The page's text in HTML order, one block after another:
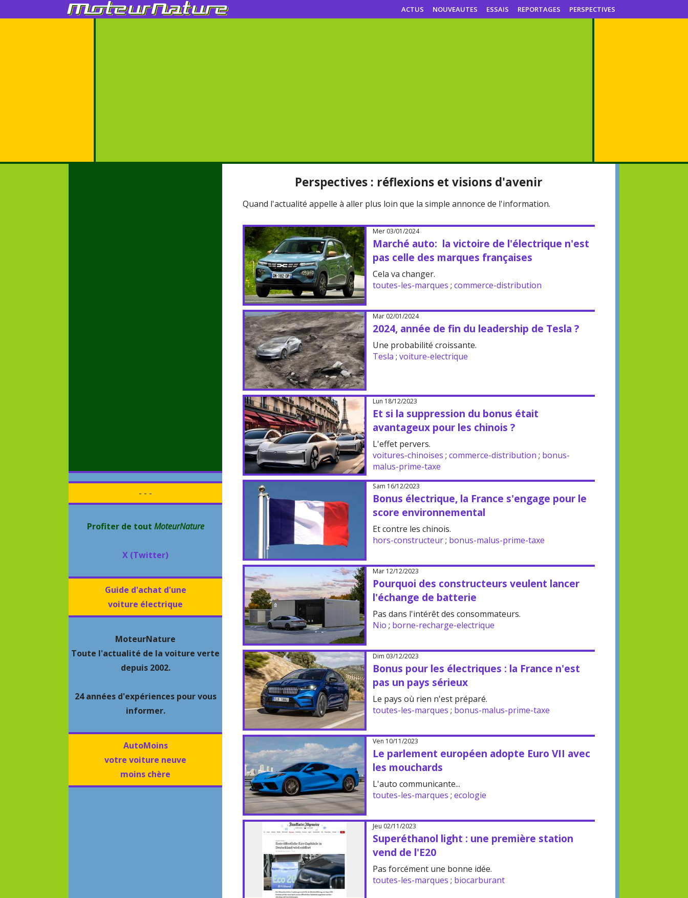
ACTUS NOUVEAUTES ESSAIS REPORTAGES PERSPECTIVES
- - -
Profiter de tout MoteurNature
X (Twitter)
Guide d'achat d'une
voiture électrique
MoteurNature
Toute l'actualité de la voiture verte
depuis 2002.
24 années d'expériences pour vous
informer.
AutoMoins
votre voiture neuve
moins chère
Perspectives : réflexions et visions d'avenir
Quand l'actualité appelle à aller plus loin que la simple annonce de l'information.
Mer 03/01/2024
Marché auto: la victoire de l'électrique n'est
pas celle des marques françaises
Cela va changer.
toutes-les-marques ;commerce-distribution
Mar 02/01/2024
2024, année de fin du leadership de Tesla ?
Une probabilité croissante.
Tesla ;voiture-electrique
Lun 18/12/2023
Et si la suppression du bonus était
avantageux pour les chinois ?
L'effet pervers.
voitures-chinoises ;commerce-distribution ; bonus-
malus-prime-taxe
Sam 16/12/2023
Bonus électrique, la France s'engage pour le
score environnemental
Et contre les chinois.
hors-constructeur; bonus-malus-prime-taxe
Mar 12/12/2023
Pourquoi des constructeurs veulent lancer
l'échange de batterie
Pas dans l'intérêt des consommateurs.
Nio ; borne-recharge-electrique
Dim 03/12/2023
Bonus pour les électriques : la France n'est
pas un pays sérieux
Le pays où rien n'est préparé.
toutes-les-marques ; bonus-malus-prime-taxe
Ven 10/11/2023
Le parlement européen adopte Euro VII avec
les mouchards
L'auto communicante...
toutes-les-marques ;ecologie
Jeu 02/11/2023
Superéthanol light : une première station
vend de l'E20
Pas forcément une bonne idée.
toutes-les-marques ; biocarburant